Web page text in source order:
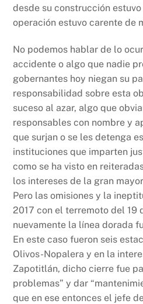
desde su construcción
operación estuvo carente de
No podemos hablar de lo
accidente o algo que nadie
gobernantes hoy niegan su
responsabilidad sobre esta
suceso al azar, algo que
responsables con nombre y
que surjan o se les detenga
instituciones que imparten
como se ha visto en
los intereses de la gran
Pero las omisiones y la
2017 con el terremoto del 19
nuevamente la línea dorada
En este caso fueron seis
Olivos-Nopalera y en la
Zapotitlán, dicho cierre fue
problemas” y dar
que en ese entonces el jefe